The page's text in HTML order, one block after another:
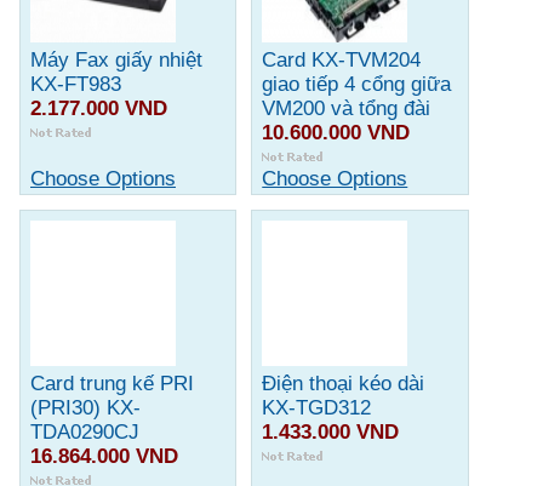
Máy Fax giấy nhiệt
KX-FT983
2.177.000 VND
Choose Options
Card KX-TVM204
giao tiếp 4 cổng giữa
VM200 và tổng đài
10.600.000 VND
Choose Options
Card trung kế PRI
(PRI30) KX-
TDA0290CJ
16.864.000 VND
Điện thoại kéo dài
KX-TGD312
1.433.000 VND